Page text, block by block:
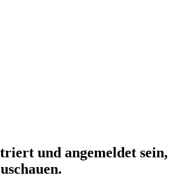
und angemeldet sein,